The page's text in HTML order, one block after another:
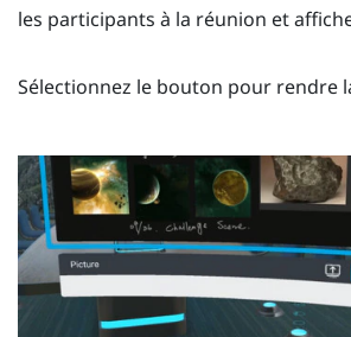
les participants à la réunion et
Sélectionnez le bouton pour rendre